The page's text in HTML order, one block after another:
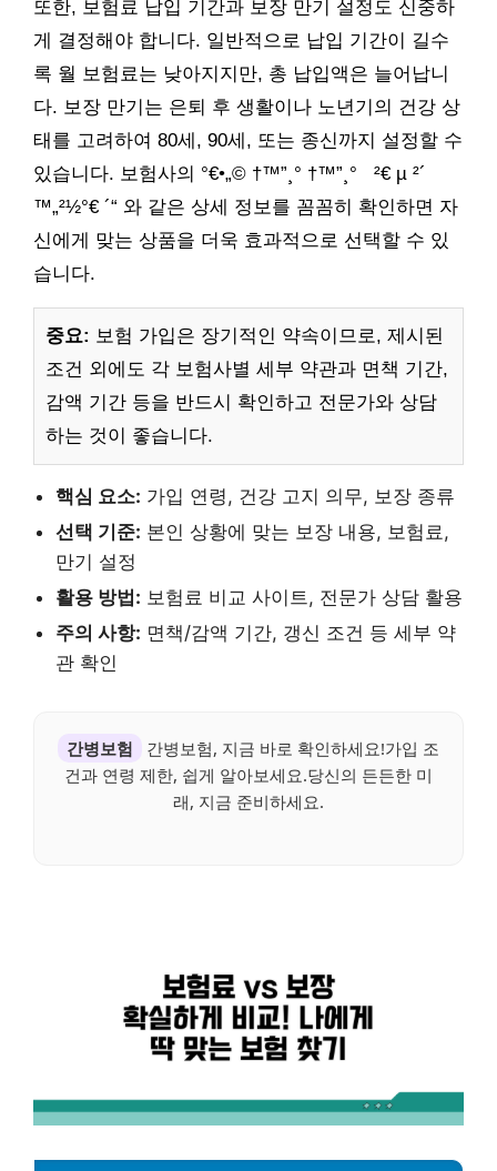
또한, 보험료 납입 기간과 보장 만기 설정도 신중하
게 결정해야 합니다. 일반적으로 납입 기간이 길수
록 월 보험료는 낮아지지만, 총 납입액은 늘어납니
다. 보장 만기는 은퇴 후 생활이나 노년기의 건강 상
태를 고려하여 80세, 90세, 또는 종신까지 설정할 수
있습니다. 보험사의 °€•„© †™”¸° †™”¸° ²€ µ ²´
™„²½°€ ´“ 와 같은 상세 정보를 꼼꼼히 확인하면 자
신에게 맞는 상품을 더욱 효과적으로 선택할 수 있
습니다.
중요: 보험 가입은 장기적인 약속이므로, 제시된
조건 외에도 각 보험사별 세부 약관과 면책 기간,
감액 기간 등을 반드시 확인하고 전문가와 상담
하는 것이 좋습니다.
핵심 요소: 가입 연령, 건강 고지 의무, 보장 종류
선택 기준: 본인 상황에 맞는 보장 내용, 보험료,
만기 설정
활용 방법: 보험료 비교 사이트, 전문가 상담 활용
주의 사항: 면책/감액 기간, 갱신 조건 등 세부 약
관 확인
간병보험
간병보험, 지금 바로 확인하세요!가입 조
건과 연령 제한, 쉽게 알아보세요.당신의 든든한 미
래, 지금 준비하세요.